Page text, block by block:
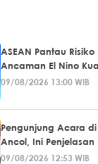
ASEAN Pantau
Ancaman El Nino
09/08/2026 13:00 WIB
Pengunjung Acara di
Ancol, Ini Penjelasan
09/08/2026 12:53 WIB